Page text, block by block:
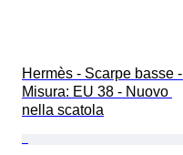
Hermès - Scarpe basse -
Misura: EU 38 - Nuovo
nella scatola